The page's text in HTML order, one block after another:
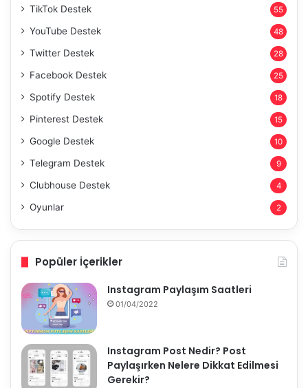
TikTok Destek 55
YouTube Destek 48
Twitter Destek 28
Facebook Destek 25
Spotify Destek 18
Pinterest Destek 15
Google Destek 10
Telegram Destek 9
Clubhouse Destek 4
Oyunlar 2
Popüler İçerikler
Instagram Paylaşım Saatleri
01/04/2022
Instagram Post Nedir? Post
Paylaşırken Nelere Dikkat Edilmesi
Gerekir?